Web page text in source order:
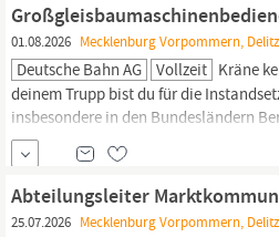
weltweit am Fortschritt.
kennzeichnen dabei nicht nur unsere...
01.08.2026 Mecklenburg Vorpommern,
Deutsche Bahn AG Vollzeit Kräne
deinem Trupp bist du für die
insbesondere in den Bundesländern
Mecklenburg-Vorpommern
Instandsetzung, Wartung und Pflege
ebenfalls zu deinem Aufgabenfeld Du
deiner Erfahrung als
Abteilungsleiter
25.07.2026 Mecklenburg Vorpommern,